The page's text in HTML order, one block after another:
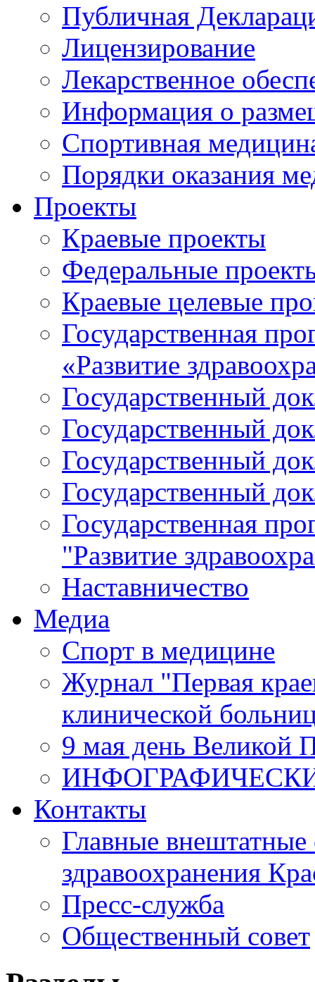
Публичная
Лицензирование
Лекарственное
Информация о
Спортивная
Порядки оказания
Проекты
Краевые проекты
Федеральные
Краевые целевые
Государственная
«Развитие
Государственный
Государственный
Государственный
Государственный
Государственная
"Развитие
Наставничество
Медиа
Спорт в медицине
Журнал "Первая
клинической
9 мая день Великой
Контакты
Главные внештатные
здравоохранения
Пресс-служба
Общественный совет